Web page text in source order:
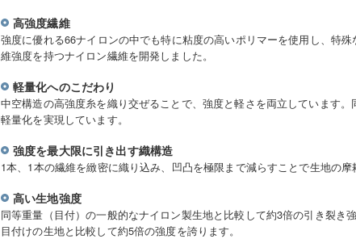
高強度繊維
強度に優れる66ナイロンの中でも特に粘度の高いポリマーを使用し、特
維強度を持つナイロン繊維を開発しました。
軽量化へのこだわり
中空構造の高強度糸を織り交ぜることで、強度と軽さを両立しています
軽量化を実現しています。
強度を最大限に引き出す織構造
1本、1本の繊維を緻密に織り込み、凹凸を極限まで減らすことで生地の摩
高い生地強度
同等重量（目付）の一般的なナイロン製生地と比較して約3倍の引き裂き
目付けの生地と比較して約5倍の強度を誇ります。